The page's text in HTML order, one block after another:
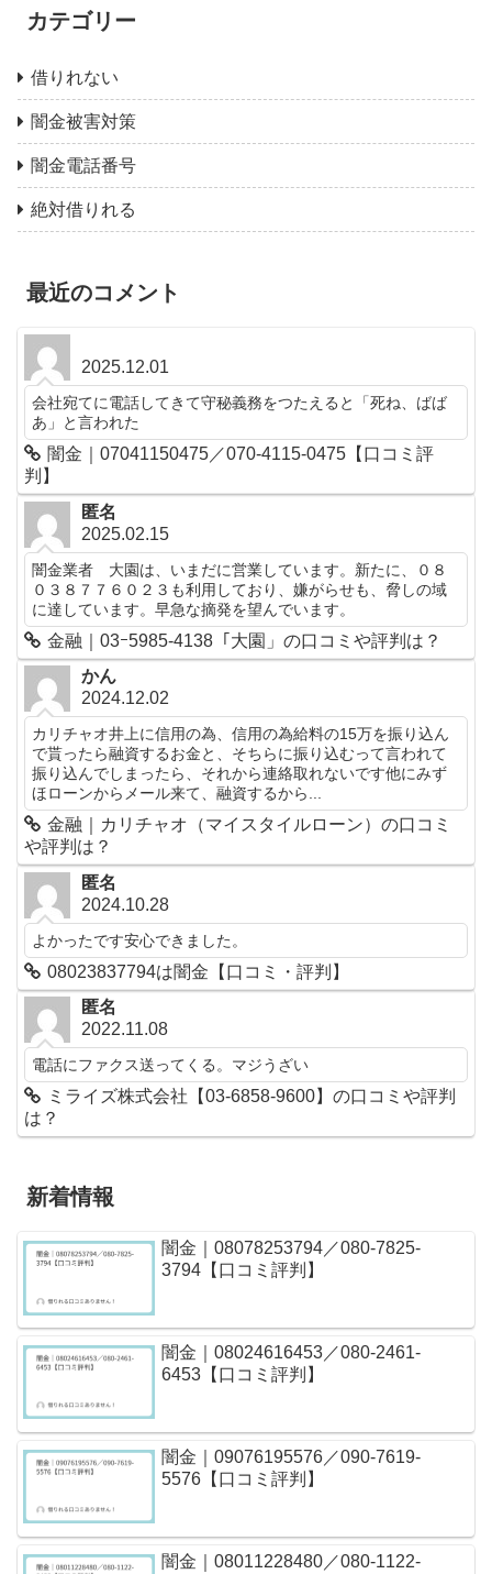
カテゴリー
借りれない
闇金被害対策
闇金電話番号
絶対借りれる
最近のコメント
2025.12.01
会社宛てに電話してきて守秘義務をつたえると「死ね、ばば
あ」と言われた
闇金｜07041150475／070-4115-0475【口コミ評
判】
匿名
2025.02.15
闇金業者 大園は、いまだに営業しています。新たに、０８
０３８７７６０２３も利用しており、嫌がらせも、脅しの域
に達しています。早急な摘発を望んでいます。
金融｜03ｰ5985-4138「大園」の口コミや評判は？
かん
2024.12.02
カリチャオ井上に信用の為、信用の為給料の15万を振り込ん
で貰ったら融資するお金と、そちらに振り込むって言われて
振り込んでしまったら、それから連絡取れないです他にみず
ほローンからメール来て、融資するから...
金融｜カリチャオ（マイスタイルローン）の口コミ
や評判は？
匿名
2024.10.28
よかったです安心できました。
08023837794は闇金【口コミ・評判】
匿名
2022.11.08
電話にファクス送ってくる。マジうざい
ミライズ株式会社【03-6858-9600】の口コミや評判
は？
新着情報
闇金｜08078253794／080-7825-
3794【口コミ評判】
闇金｜08024616453／080-2461-
6453【口コミ評判】
闇金｜09076195576／090-7619-
5576【口コミ評判】
闇金｜08011228480／080-1122-